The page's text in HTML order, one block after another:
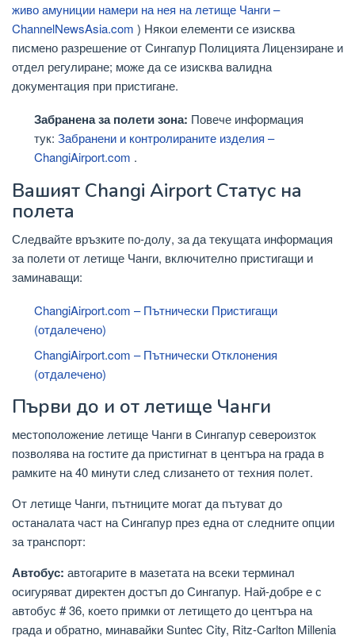
живо амуниции намери на нея на летище Чанги –
ChannelNewsAsia.com ) Някои елементи се изисква
писмено разрешение от Сингапур Полицията Лицензиране и
отдел регулиране; може да се изисква валидна
документация при пристигане.
Забранена за полети зона: Повече информация
тук: Забранени и контролираните изделия –
ChangiAirport.com .
Вашият Changi Airport Статус на
полета
Следвайте връзките по-долу, за да текущата информация
за полети от летище Чанги, включително пристигащи и
заминаващи:
ChangiAirport.com – Пътнически Пристигащи
(отдалечено)
ChangiAirport.com – Пътнически Отклонения
(отдалечено)
Първи до и от летище Чанги
местоположение летище Чанги в Сингапур североизток
позволява на гостите да пристигнат в центъра на града в
рамките на 40 минути след слизането от техния полет.
От летище Чанги, пътниците могат да пътуват до
останалата част на Сингапур през една от следните опции
за транспорт:
Автобус: автогарите в мазетата на всеки терминал
осигуряват директен достъп до Сингапур. Най-добре е с
автобус # 36, което примки от летището до центъра на
града и обратно, минавайки Suntec City, Ritz-Carlton Millenia